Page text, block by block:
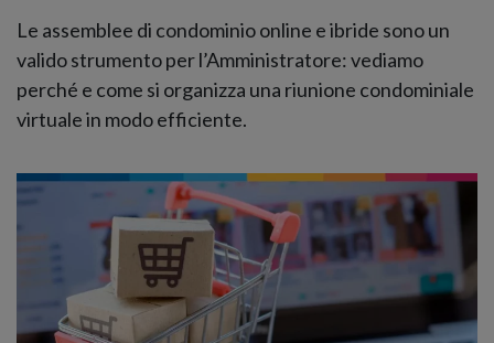
Le assemblee di condominio online e ibride sono un
valido strumento per l’Amministratore: vediamo
perché e come si organizza una riunione condominiale
virtuale in modo efficiente.